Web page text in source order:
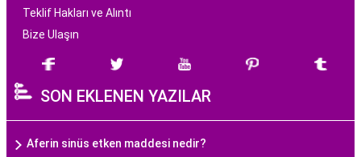
Teklif Hakları ve Alıntı
Bize Ulaşın
SON EKLENEN YAZILAR
Aferin sinüs etken maddesi nedir?